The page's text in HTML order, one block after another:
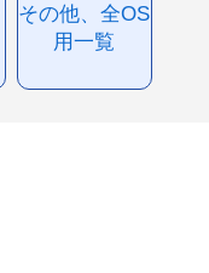
その他、全OS
用一覧